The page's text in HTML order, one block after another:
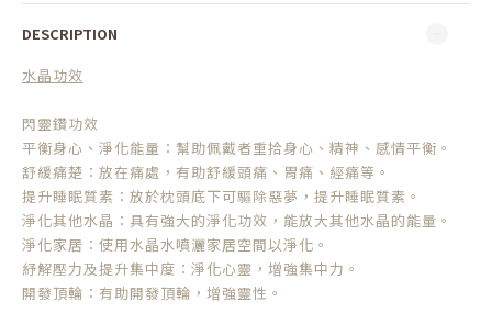
DESCRIPTION
水晶功效
閃靈鑽功效
平衡身心、淨化能量：幫助佩戴者重拾身心、精神、感情平衡。
舒緩痛楚：放在痛處，有助舒緩頭痛、胃痛、經痛等。
提升睡眠質素：放於枕頭底下可驅除惡夢，提升睡眠質素。
淨化其他水晶：具有強大的淨化功效，能放大其他水晶的能量。
淨化家居：使用水晶水噴灑家居空間以淨化。
紓解壓力及提升集中度：淨化心靈，增強集中力。
開發頂輪：有助開發頂輪，增強靈性。